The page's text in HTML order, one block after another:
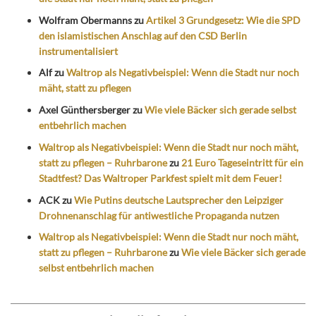
Wolfram ObermannszuArtikel 3 Grundgesetz: Wie die SPD
den islamistischen Anschlag auf den CSD Berlin
instrumentalisiert
AlfzuWaltrop als Negativbeispiel: Wenn die Stadt nur noch
mäht, statt zu pflegen
Axel GünthersbergerzuWie viele Bäcker sich gerade selbst
entbehrlich machen
Waltrop als Negativbeispiel: Wenn die Stadt nur noch mäht,
statt zu pflegen – Ruhrbaronezu 21 Euro Tageseintritt für ein
Stadtfest? Das Waltroper Parkfest spielt mit dem Feuer!
ACKzuWie Putins deutsche Lautsprecher den Leipziger
Drohnenanschlag für antiwestliche Propaganda nutzen
Waltrop als Negativbeispiel: Wenn die Stadt nur noch mäht,
statt zu pflegen – RuhrbaronezuWie viele Bäcker sich gerade
selbst entbehrlich machen